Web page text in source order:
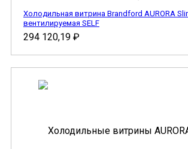
Холодильная витрина Brandford AURORA
вентилируемая SELF
294 120,19 ₽